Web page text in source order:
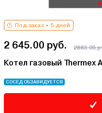
Под заказ 5 дней
2 645.00 руб. 2883.05
Котел газовый Thermex
СОСЕД ОБЗАВИДУЕТСЯ